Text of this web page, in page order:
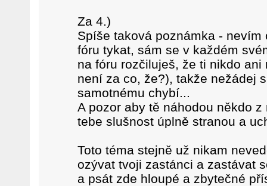
Za 4.)
Spíše taková poznámka -
fóru tykat, sám se v každém
na fóru rozčiluješ, že ti nikdo
není za co, že?), takže nežádej
samotnému chybí...
A pozor aby tě náhodou někdo
tebe slušnost úplně stranou a
Toto téma stejně už nikam
ozývat tvoji zastánci a zastávat
a psát zde hloupé a zbytečné